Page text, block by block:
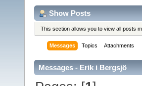
Show Posts
This section allows you to view all posts
Messages Topics Attachments
Messages - Erik i Bergsjö